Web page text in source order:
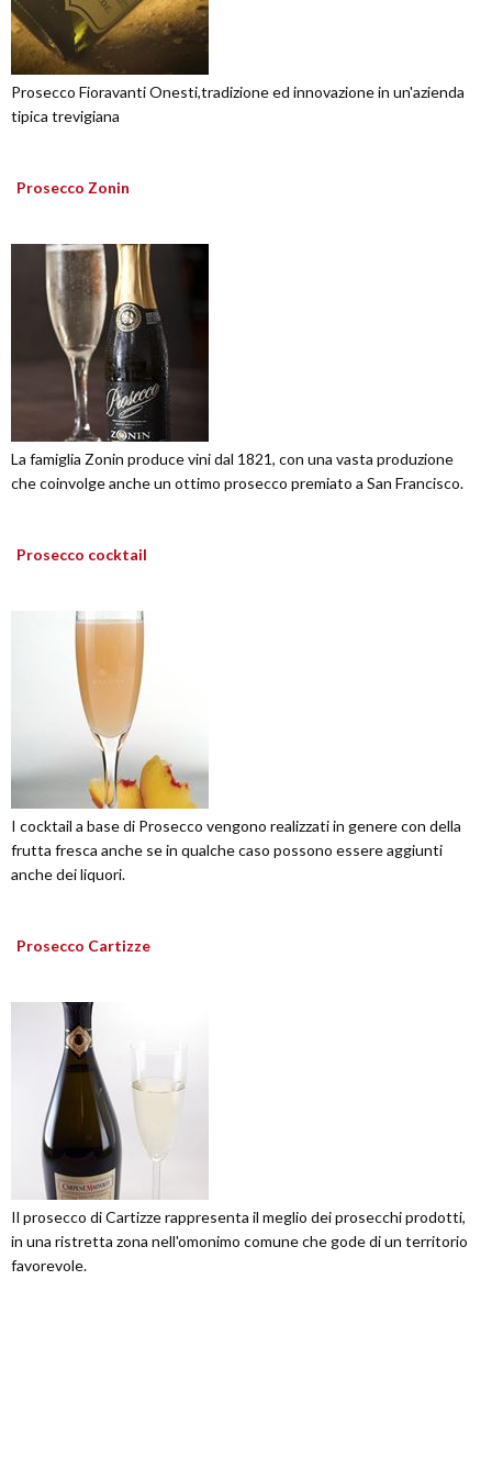
Prosecco Fioravanti Onesti,tradizione ed innovazione in un'azienda
tipica trevigiana
Prosecco Zonin
La famiglia Zonin produce vini dal 1821, con una vasta produzione
che coinvolge anche un ottimo prosecco premiato a San Francisco.
Prosecco cocktail
I cocktail a base di Prosecco vengono realizzati in genere con della
frutta fresca anche se in qualche caso possono essere aggiunti
anche dei liquori.
Prosecco Cartizze
Il prosecco di Cartizze rappresenta il meglio dei prosecchi prodotti,
in una ristretta zona nell'omonimo comune che gode di un territorio
favorevole.